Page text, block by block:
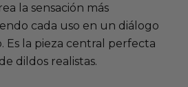
la sensación más
cada uso en un diálogo
Es la pieza central perfecta
dildos realistas.